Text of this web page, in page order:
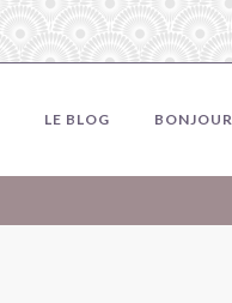
LE BLOG